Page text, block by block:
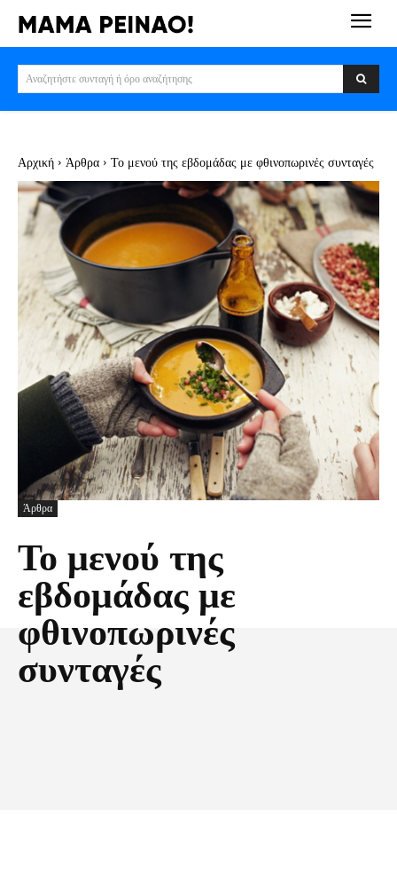
Αναζητήστε συνταγή ή όρο αναζήτησης
Αρχική Άρθρα Το μενού της εβδομάδας με φθινοπωρινές συνταγές
Άρθρα
Το μενού της
εβδομάδας με
φθινοπωρινές
συνταγές